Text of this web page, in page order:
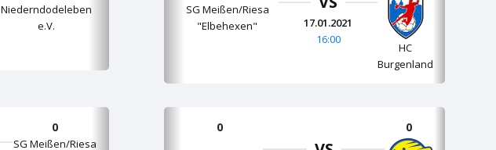
Niederndodeleben
e.V.
SG Meißen/Riesa
"Elbehexen"
17.01.2021
16:00
HC
Burgenland
0
SG Meißen/Riesa
0 0